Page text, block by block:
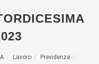
Lavoro Previdenza